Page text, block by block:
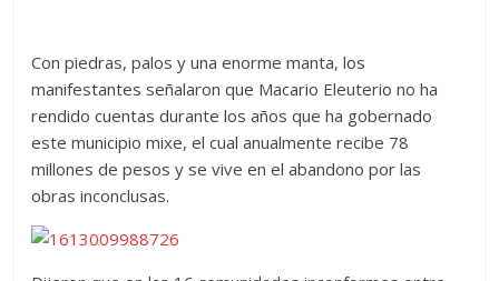
Con piedras, palos y una enorme manta, los
manifestantes señalaron que Macario Eleuterio no ha
rendido cuentas durante los años que ha gobernado
este municipio mixe, el cual anualmente recibe 78
millones de pesos y se vive en el abandono por las
obras inconclusas.